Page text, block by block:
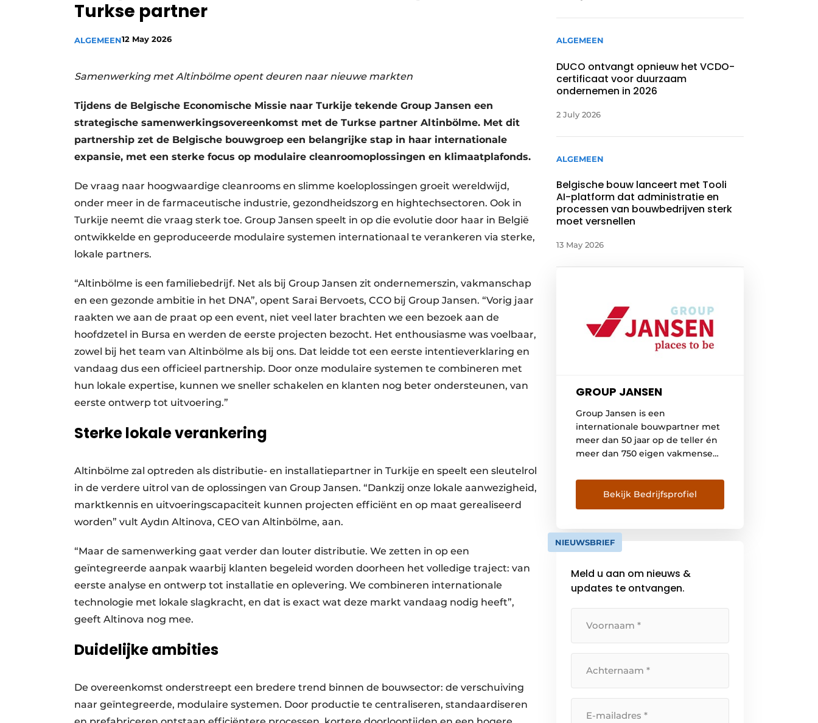
Vacature aanmelden
Vacatures
Aanmelden
Bedrijven
Contact
Turkse partner
ALGEMEEN12 May 2026
Samenwerking met Altinbölme opent deuren naar nieuwe markten
Tijdens de Belgische Economische Missie naar Turkije tekende Group Jansen een
strategische samenwerkingsovereenkomst met de Turkse partner Altinbölme. Met dit
partnership zet de Belgische bouwgroep een belangrijke stap in haar internationale
expansie, met een sterke focus op modulaire cleanroomoplossingen en klimaatplafonds.
De vraag naar hoogwaardige cleanrooms en slimme koeloplossingen groeit wereldwijd,
onder meer in de farmaceutische industrie, gezondheidszorg en hightechsectoren. Ook in
Turkije neemt die vraag sterk toe. Group Jansen speelt in op die evolutie door haar in België
ontwikkelde en geproduceerde modulaire systemen internationaal te verankeren via sterke,
lokale partners.
“Altinbölme is een familiebedrijf. Net als bij Group Jansen zit ondernemerszin, vakmanschap
en een gezonde ambitie in het DNA”, opent Sarai Bervoets, CCO bij Group Jansen. “Vorig jaar
raakten we aan de praat op een event, niet veel later brachten we een bezoek aan de
hoofdzetel in Bursa en werden de eerste projecten bezocht. Het enthousiasme was voelbaar,
zowel bij het team van Altinbölme als bij ons. Dat leidde tot een eerste intentieverklaring en
vandaag dus een officieel partnership. Door onze modulaire systemen te combineren met
hun lokale expertise, kunnen we sneller schakelen en klanten nog beter ondersteunen, van
eerste ontwerp tot uitvoering.”
Sterke lokale verankering
Altinbölme zal optreden als distributie- en installatiepartner in Turkije en speelt een sleutelrol
in de verdere uitrol van de oplossingen van Group Jansen. “Dankzij onze lokale aanwezigheid,
marktkennis en uitvoeringscapaciteit kunnen projecten efficiënt en op maat gerealiseerd
worden” vult Aydın Altinova, CEO van Altinbölme, aan.
“Maar de samenwerking gaat verder dan louter distributie. We zetten in op een
geïntegreerde aanpak waarbij klanten begeleid worden doorheen het volledige traject: van
eerste analyse en ontwerp tot installatie en oplevering. We combineren internationale
technologie met lokale slagkracht, en dat is exact wat deze markt vandaag nodig heeft”,
geeft Altinova nog mee.
Duidelijke ambities
De overeenkomst onderstreept een bredere trend binnen de bouwsector: de verschuiving
naar geïntegreerde, modulaire systemen. Door productie te centraliseren, standaardiseren
ALGEMEEN
DUCO ontvangt opnieuw het VCDO-
certificaat voor duurzaam
ondernemen in 2026
2 July 2026
ALGEMEEN
Belgische bouw lanceert met Tooli
AI-platform dat administratie en
processen van bouwbedrijven sterk
moet versnellen
13 May 2026
GROUP JANSEN
Group Jansen is een
internationale bouwpartner met
meer dan 50 jaar op de teller én
meer dan 750 eigen vakmensen.
denken wij van binnen naar
buiten. En zetten we de mensen
die in een gebouw werken,
centraal. Want alleen zo bouw je
toekomstbestendige places to
Bekijk Bedrijfsprofiel
NIEUWSBRIEF
Meld u aan om nieuws &
updates te ontvangen.